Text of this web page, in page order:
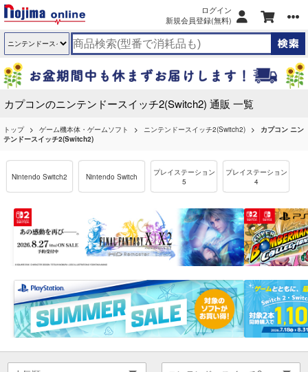
ログイン
新規会員登録(無料)
カプコンのニンテンドースイッチ2(Switch2) 通販 一覧
トップ ゲーム機本体・ゲームソフト ニンテンドースイッチ2(Switch2)
カプコン ニン
テンドースイッチ2(Switch2)
Nintendo Switch2 Nintendo Switch
プレイステーション
5
プレイステーション
4